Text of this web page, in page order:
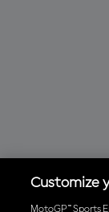
Customize
MotoGP™ Sports